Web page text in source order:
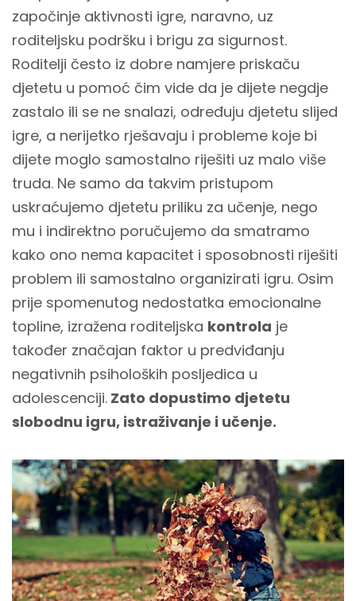
započinje aktivnosti igre, naravno, uz
roditeljsku podršku i brigu za sigurnost.
Roditelji često iz dobre namjere priskaču
djetetu u pomoć čim vide da je dijete negdje
zastalo ili se ne snalazi, određuju djetetu slijed
igre, a nerijetko rješavaju i probleme koje bi
dijete moglo samostalno riješiti uz malo više
truda. Ne samo da takvim pristupom
uskraćujemo djetetu priliku za učenje, nego
mu i indirektno poručujemo da smatramo
kako ono nema kapacitet i sposobnosti riješiti
problem ili samostalno organizirati igru. Osim
prije spomenutog nedostatka emocionalne
topline, izražena roditeljska kontrola je
također značajan faktor u predviđanju
negativnih psiholoških posljedica u
adolescenciji. Zato dopustimo djetetu
slobodnu igru, istraživanje i učenje.